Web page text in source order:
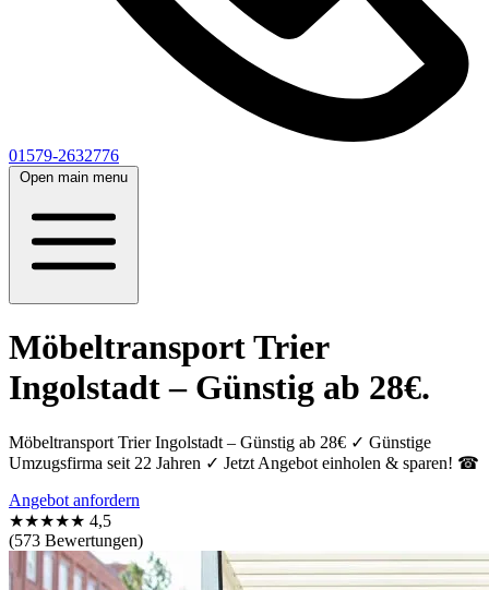
01579-2632776
Open main menu
Möbeltransport Trier
Ingolstadt – Günstig ab 28€.
Möbeltransport Trier Ingolstadt – Günstig ab 28€ ✓ Günstige
Umzugsfirma seit 22 Jahren ✓ Jetzt Angebot einholen & sparen! ☎
Angebot anfordern
★★★★★ 4,5
(573 Bewertungen)